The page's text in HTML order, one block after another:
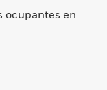
ocupantes en